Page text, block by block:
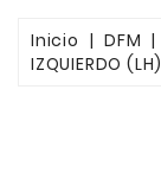
FRENOS
Inicio DFM
IZQUIERDO